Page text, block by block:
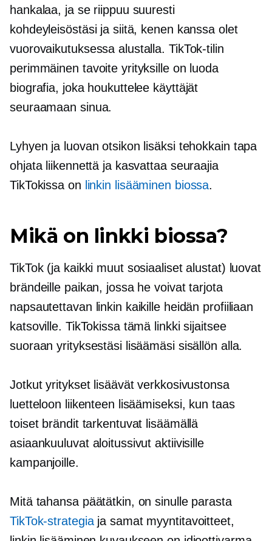
hankalaa, ja se riippuu suuresti
kohdeyleisöstäsi ja siitä, kenen kanssa olet
vuorovaikutuksessa alustalla. TikTok-tilin
perimmäinen tavoite yrityksille on luoda
biografia, joka houkuttelee käyttäjät
seuraamaan sinua.
Lyhyen ja luovan otsikon lisäksi tehokkain tapa
ohjata liikennettä ja kasvattaa seuraajia
TikTokissa on linkin lisääminen biossa.
Mikä on linkki biossa?
TikTok (ja kaikki muut sosiaaliset alustat) luovat
brändeille paikan, jossa he voivat tarjota
napsautettavan linkin kaikille heidän profiiliaan
katsoville. TikTokissa tämä linkki sijaitsee
suoraan yrityksestäsi lisäämäsi sisällön alla.
Jotkut yritykset lisäävät verkkosivustonsa
luetteloon liikenteen lisäämiseksi, kun taas
toiset brändit tarkentuvat lisäämällä
asiaankuuluvat aloitussivut aktiivisille
kampanjoille.
Mitä tahansa päätätkin, on sinulle parasta
TikTok-strategiaja samat myyntitavoitteet,